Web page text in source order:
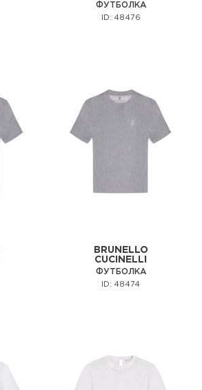
ФУТБОЛКА
ID: 48476
BRUNELLO
CUCINELLI
ФУТБОЛКА
ID: 48474